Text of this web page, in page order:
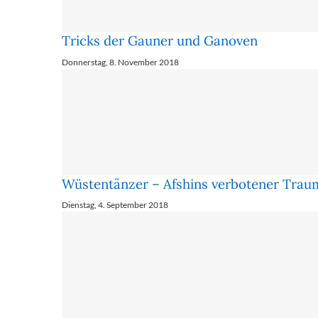
Tricks der Gauner und Ganoven
Donnerstag, 8. November 2018
Wüstentänzer – Afshins verbotener
Dienstag, 4. September 2018